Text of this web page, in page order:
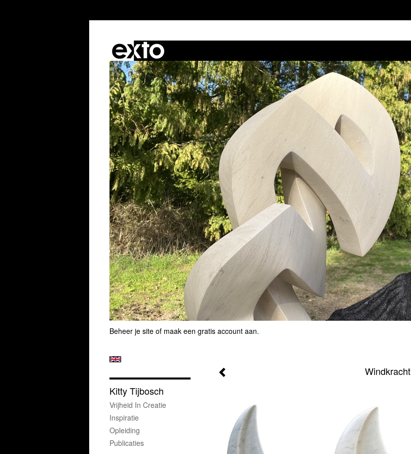
Beheer je site of maak een gratis account aan.
Kitty Tijbosch
Vrijheid In Creatie
Inspiratie
Opleiding
Publicaties